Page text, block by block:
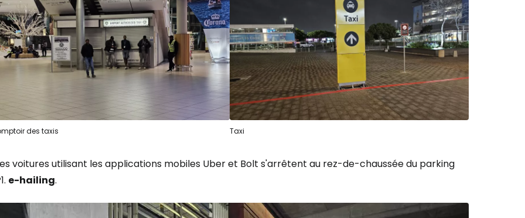
des taxis Taxi
voitures utilisant les applications mobiles Uber et Bolt s'arrêtent au rez-de-chaussée du parking
e-hailing.
Se connecter à Cestee
... la communauté mondiale des voyageurs
Continuer avec Facebook